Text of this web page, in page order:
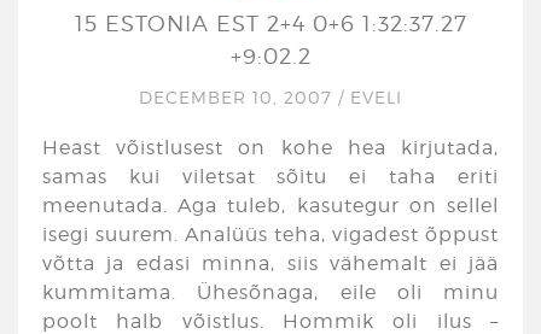
15 ESTONIA EST 2+4 0+6 1:32:37.27
+9:02.2
DECEMBER 10, 2007 / EVELI
Heast võistlusest on kohe hea kirjutada,
samas kui viletsat sõitu ei taha eriti
meenutada. Aga tuleb, kasutegur on sellel
isegi suurem. Analüüs teha, vigadest õppust
võtta ja edasi minna, siis vähemalt ei jää
kummitama. Ühesõnaga, eile oli minu
poolt halb võistlus. Hommik oli ilus –